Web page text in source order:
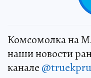
Комсомолка на
наши новости
канале @truekpru